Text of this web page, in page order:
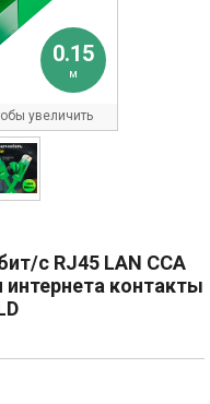
0.15
м
увеличить
с RJ45 LAN CCA
контакты